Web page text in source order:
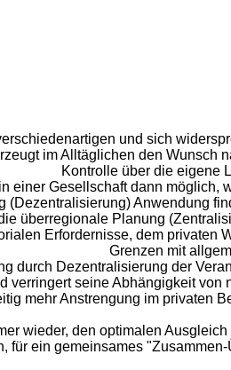
und sich
im Alltäglichen den Wunsch
Kontrolle über die eigene
einer Gesellschaft dann möglich,
(Dezentralisierung) Anwendung
überregionale Planung
Erfordernisse, dem privaten
Grenzen mit
durch Dezentralisierung der
verringert seine Abhängigkeit von
mehr Anstrengung im privaten
wieder, den optimalen
für ein gemeinsames